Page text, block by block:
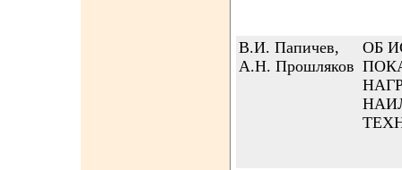
В.И. Папичев,
А.Н. Прошляков
ОБ